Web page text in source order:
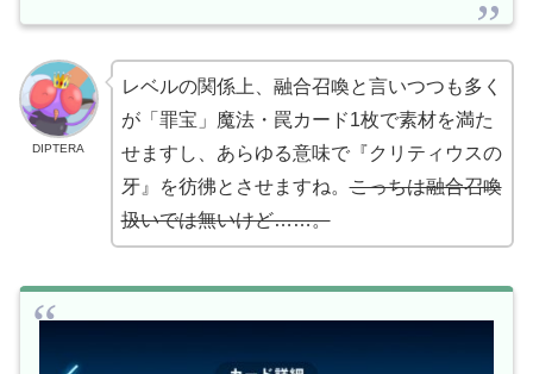
DIPTERA
レベルの関係上、融合召喚と言いつつも多く
が「罪宝」魔法・罠カード1枚で素材を満た
せますし、あらゆる意味で『クリティウスの
牙』を彷彿とさせますね。こっちは融合召喚
扱いでは無いけど……。